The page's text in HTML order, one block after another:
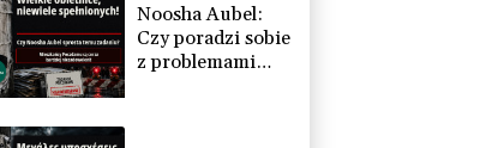
Noosha Aubel:
Czy poradzi sobie
z problemami